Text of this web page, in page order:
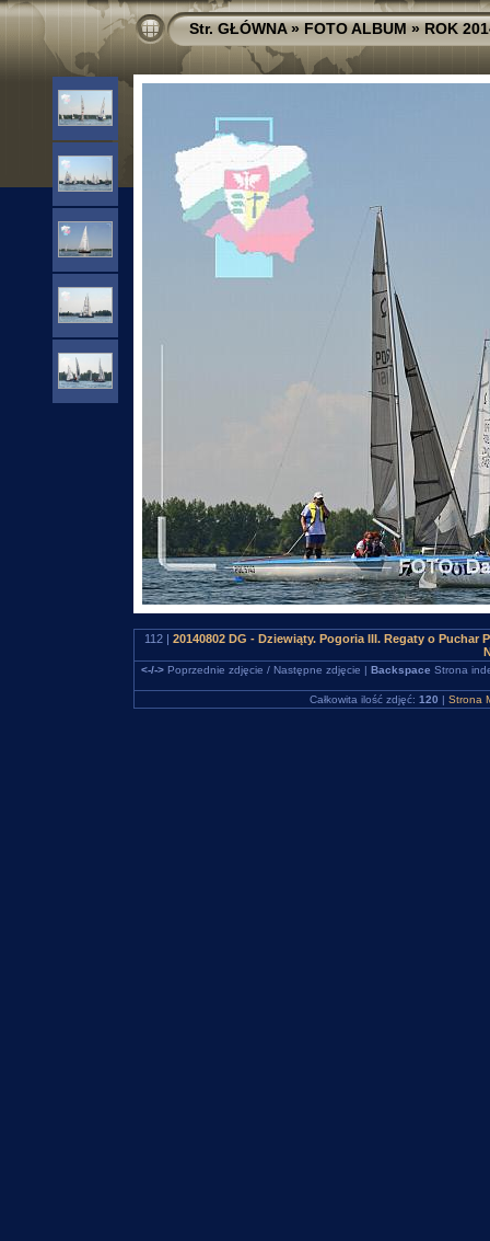
Str. GŁÓWNA»FOTO ALBUM»ROK
112 | 20140802 DG - Dziewiąty. Pogoria III. Regaty o
<-/->Poprzednie zdjęcie / Następne zdjęcie | Backspace Strona
Całkowita ilość zdjęć: 120 | Strona